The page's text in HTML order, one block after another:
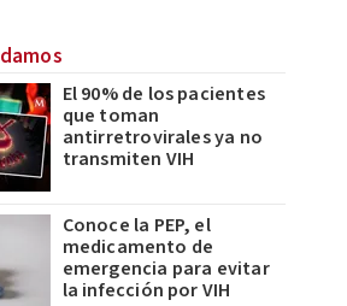
El 90% de los pacientes
que toman
antirretrovirales ya no
transmiten VIH
Conoce la PEP, el
medicamento de
emergencia para evitar
la infección por VIH